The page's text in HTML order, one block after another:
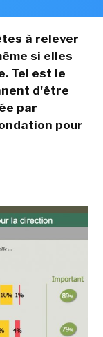
à relever
si elles
Tel est le
d'être
par
pour